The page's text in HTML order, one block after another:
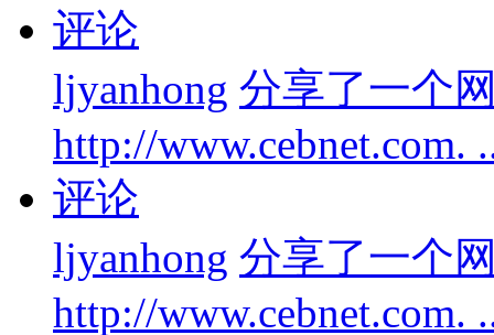
评论
ljyanhong 分享了一个
http://www.cebnet.com.
评论
ljyanhong 分享了一个
http://www.cebnet.com.